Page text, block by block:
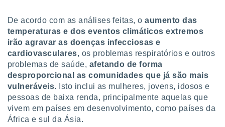
nós e
para
e
De acordo com as análises feitas, oaumento das
temperaturas e dos eventos climáticos extremos
irão agravar as doenças infecciosas e
cardiovasculares, os problemas respiratórios e outros
problemas de saúde, afetando de forma
desproporcional as comunidades que já são mais
vulneráveis. Isto inclui as mulheres, jovens, idosos e
pessoas de baixa renda, principalmente aquelas que
vivem em países em desenvolvimento, como países da
África e sul da Ásia.